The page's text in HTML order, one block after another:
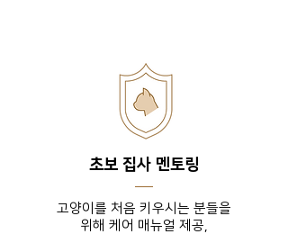
초보 집사 멘토링
고양이를 처음 키우시는 분들을
위해 케어 매뉴얼 제공,